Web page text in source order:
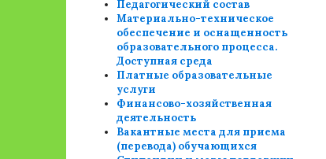
Педагогический состав
Материально-техническое
обеспечение и оснащенность
образовательного процесса.
Доступная среда
Платные образовательные
услуги
Финансово-хозяйственная
деятельность
Вакантные места для приема
(перевода) обучающихся